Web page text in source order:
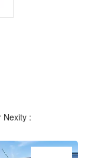
Nexity :